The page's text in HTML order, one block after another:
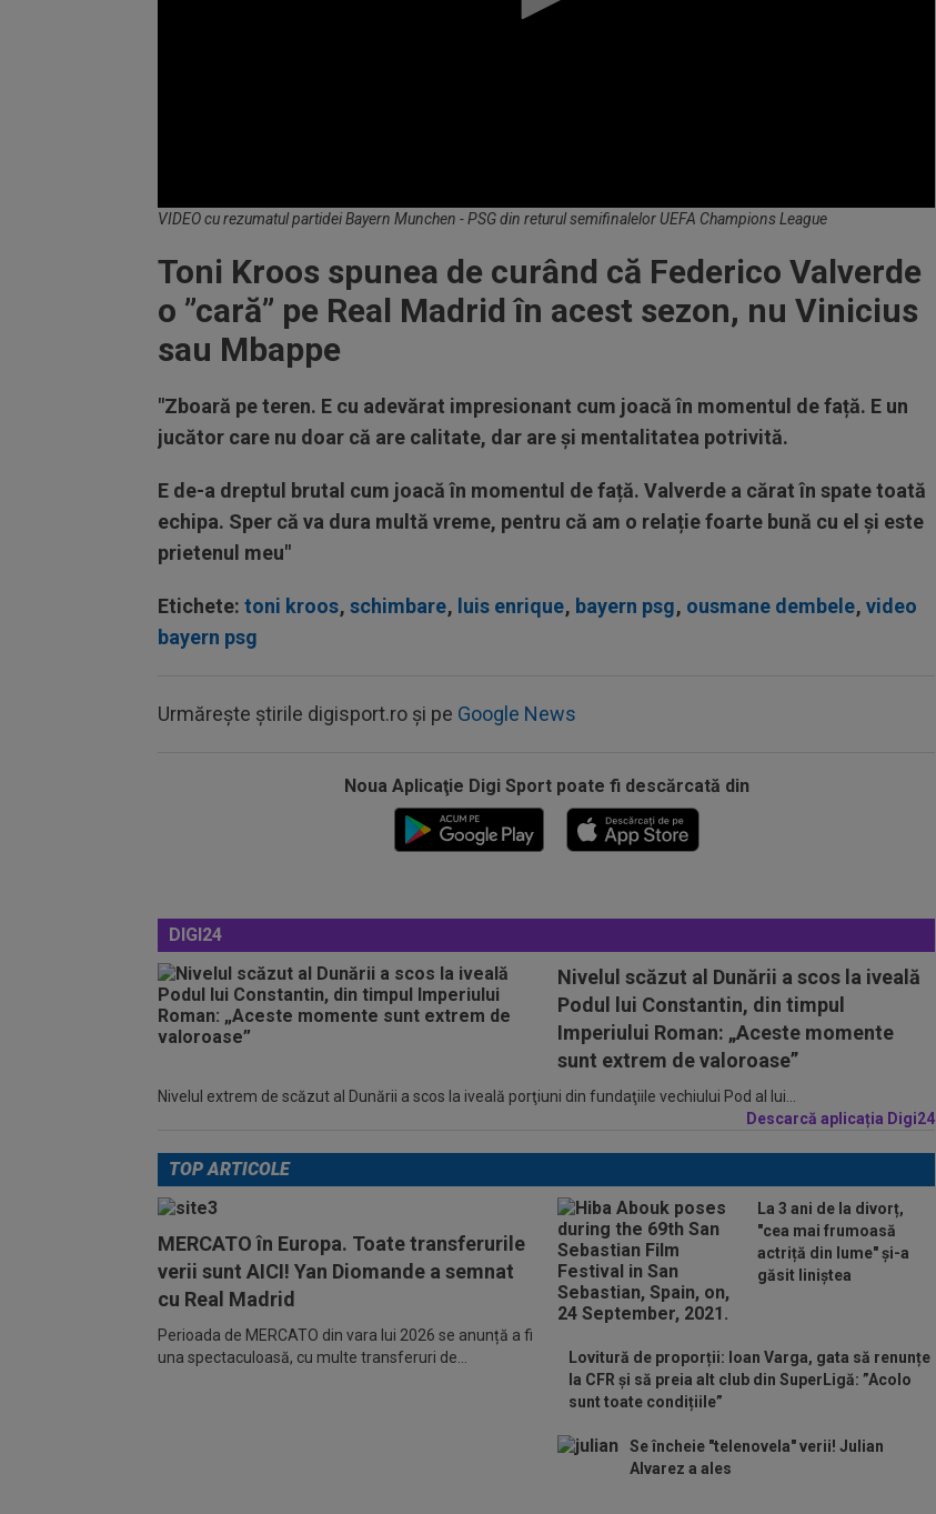
Volume
VIDEO cu rezumatul partidei Bayern Munchen - PSG din returul semifinalelor UEFA Champions League
Toni Kroos spunea de curând că Federico Valverde
o ”cară” pe Real Madrid în acest sezon, nu Vinicius
sau Mbappe
"Zboară pe teren. E cu adevărat impresionant cum joacă în momentul de față. E un
jucător care nu doar că are calitate, dar are și mentalitatea potrivită.
E de-a dreptul brutal cum joacă în momentul de față. Valverde a cărat în spate toată
echipa. Sper că va dura multă vreme, pentru că am o relație foarte bună cu el și este
prietenul meu"
Etichete: toni kroos, schimbare, luis enrique, bayern psg, ousmane dembele, video
bayern psg
Urmărește știrile digisport.ro și pe Google News
Noua Aplicaţie Digi Sport poate fi descărcată din
DIGI24
Nivelul scăzut al Dunării a scos la iveală
Podul lui Constantin, din timpul
Imperiului Roman: „Aceste momente
sunt extrem de valoroase”
Nivelul extrem de scăzut al Dunării a scos la iveală porţiuni din fundaţiile vechiului Pod al lui...
Descarcă aplicația Digi24
TOP ARTICOLE
MERCATO în Europa. Toate transferurile
verii sunt AICI! Yan Diomande a semnat
cu Real Madrid
Perioada de MERCATO din vara lui 2026 se anunță a fi
una spectaculoasă, cu multe transferuri de...
La 3 ani de la divorț,
"cea mai frumoasă
actriță din lume" și-a
găsit liniștea
Lovitură de proporții: Ioan Varga, gata să renunțe
la CFR și să preia alt club din SuperLigă: ”Acolo
sunt toate condițiile”
Se încheie "telenovela" verii! Julian
Alvarez a ales